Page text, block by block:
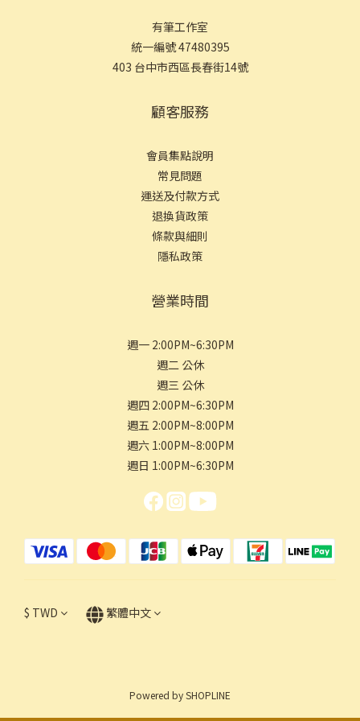
有筆工作室
統一編號 47480395
403 台中市西區長春街14號
顧客服務
會員集點說明
常見問題
運送及付款方式
退換貨政策
條款與細則
隱私政策
營業時間
週一 2:00PM~6:30PM
週二 公休
週三 公休
週四 2:00PM~6:30PM
週五 2:00PM~8:00PM
週六 1:00PM~8:00PM
週日 1:00PM~6:30PM
$ TWD 繁體中文
Powered by SHOPLINE